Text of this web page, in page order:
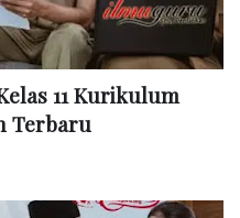
11 Kurikulum
Terbaru